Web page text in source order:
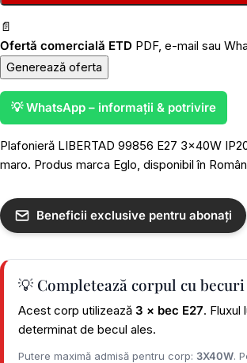
📄
Ofertă comercială ETD PDF, e-mail sau
Generează oferta
💡 WhatsApp – informații & potrivire
Plafonieră LIBERTAD 99856 E27 3x40W
maro. Produs marca Eglo, disponibil în
Beneficii exclusive pentru abonați
💡 Completează corpul cu
Acest corp utilizează 3 × bec E27. Fluxul
determinat de becul ales.
Putere maximă admisă pentru corp: 3X40W.